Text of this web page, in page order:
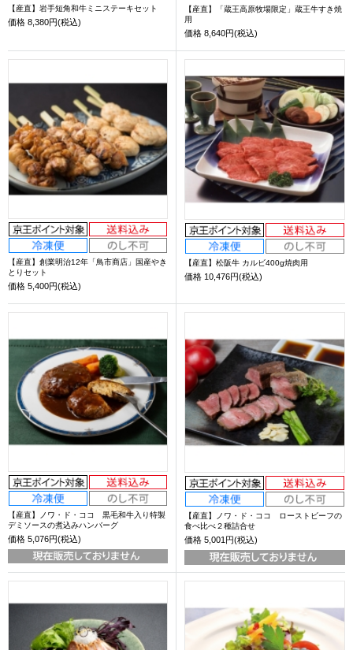
【産直】岩手短角和牛ミニステーキセット
価格 8,380円(税込)
【産直】「蔵王高原牧場限定」蔵王牛すき焼
用
価格 8,640円(税込)
【産直】創業明治12年「鳥市商店」国産やき
とりセット
価格 5,400円(税込)
【産直】松阪牛 カルビ400g焼肉用
価格 10,476円(税込)
【産直】ノワ・ド・ココ 黒毛和牛入り特製
デミソースの煮込みハンバーグ
価格 5,076円(税込)
【産直】ノワ・ド・ココ ローストビーフの
食べ比べ２種詰合せ
価格 5,001円(税込)